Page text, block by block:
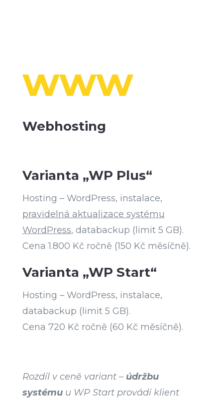
www
Webhosting
Varianta „WP Plus“
Hosting – WordPress, instalace,
pravidelná aktualizace systému
WordPress, databackup (limit 5 GB).
Cena 1.800 Kč ročně (150 Kč měsíčně).
Varianta „WP Start“
Hosting – WordPress, instalace,
databackup (limit 5 GB).
Cena 720 Kč ročně (60 Kč měsíčně).
Rozdíl v ceně variant – údržbu
systémuu WP Start provádí klient